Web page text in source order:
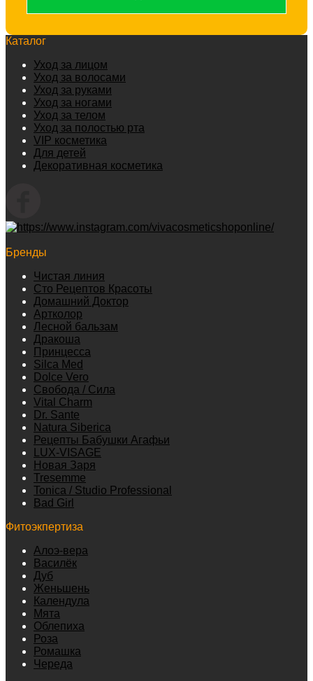
Каталог
Уход за лицом
Уход за волосами
Уход за руками
Уход за ногами
Уход за телом
Уход за полостью рта
VIP косметика
Для детей
Декоративная косметика
Бренды
Чистая линия
Сто Рецептов Красоты
Домашний Доктор
Артколор
Лесной бальзам
Дракоша
Принцесса
Silca Med
Dolce Vero
Свобода / Сила
Vital Charm
Dr. Sante
Natura Siberica
Рецепты Бабушки Агафьи
LUX-VISAGE
Новая Заря
Tresemme
Tonica / Studio Professional
Bad Girl
Фитоэкпертиза
Алоэ-вера
Василёк
Дуб
Женьшень
Календула
Мята
Облепиха
Роза
Ромашка
Череда